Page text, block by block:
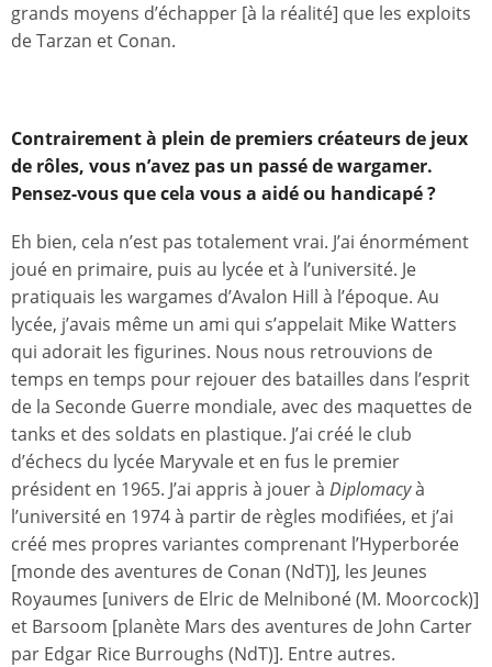
grands moyens d’échapper [à la réalité] que les exploits
de Tarzan et Conan.
Contrairement à plein de premiers créateurs de jeux
de rôles, vous n’avez pas un passé de wargamer.
Pensez-vous que cela vous a aidé ou handicapé ?
Eh bien, cela n’est pas totalement vrai. J’ai énormément
joué en primaire, puis au lycée et à l’université. Je
pratiquais les wargames d’Avalon Hill à l’époque. Au
lycée, j’avais même un ami qui s’appelait Mike Watters
qui adorait les figurines. Nous nous retrouvions de
temps en temps pour rejouer des batailles dans l’esprit
de la Seconde Guerre mondiale, avec des maquettes de
tanks et des soldats en plastique. J’ai créé le club
d’échecs du lycée Maryvale et en fus le premier
président en 1965. J’ai appris à jouer à Diplomacyà
l’université en 1974 à partir de règles modifiées, et j’ai
créé mes propres variantes comprenant l’Hyperborée
[monde des aventures de Conan (NdT)], les Jeunes
Royaumes [univers de Elric de Melniboné (M. Moorcock)]
et Barsoom [planète Mars des aventures de John Carter
par Edgar Rice Burroughs (NdT)]. Entre autres.